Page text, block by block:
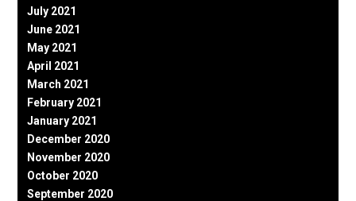
July 2021
June 2021
May 2021
April 2021
March 2021
February 2021
January 2021
December 2020
November 2020
October 2020
September 2020